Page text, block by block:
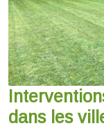
dans les